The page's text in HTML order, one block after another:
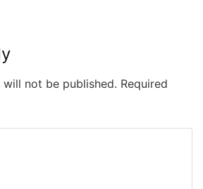
not be published. Required